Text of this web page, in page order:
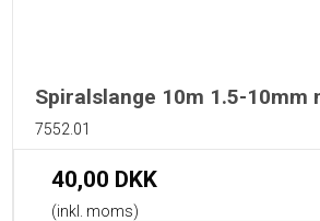
Spiralslange 10m 1.5-10mm
7552.01
40,00 DKK
(inkl. moms)